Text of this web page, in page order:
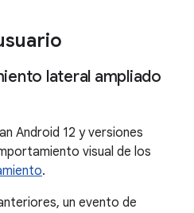
lateral ampliado
Android 12 y versiones
visual de los
.
un evento de